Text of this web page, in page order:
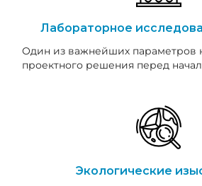
Лабораторное
Один из важнейших параметров
проектного решения перед
Экологические